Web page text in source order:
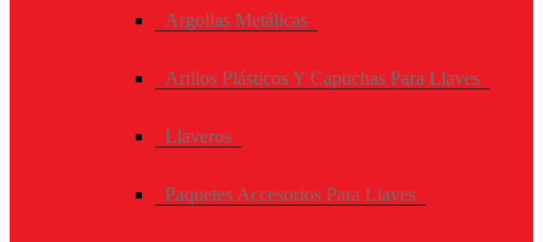
Argollas Metálicas
Arillos Plásticos Y Capuchas Para Llaves
Llaveros
Paquetes Accesorios Para Llaves